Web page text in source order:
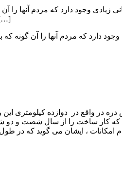
وجود دارد که مردم آنها را آن
مخاطبین عزیز معرفی نمایم . عکس های بالا متعلق به سقاخانه ابوالفضل العباس
دارد که مردم آنها را آن گونه که
دره در واقع در دوازده
ساخت را از سال شصت و دو شروع
امکانات ، ایشان می گوید که